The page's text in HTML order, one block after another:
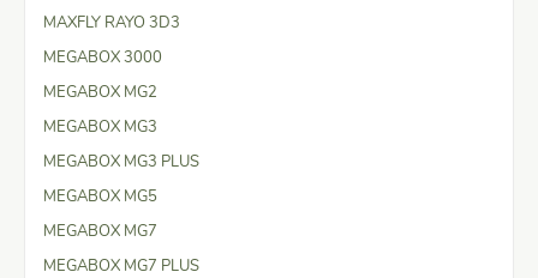
MAXFLY RAYO 3D3
MEGABOX 3000
MEGABOX MG2
MEGABOX MG3
MEGABOX MG3 PLUS
MEGABOX MG5
MEGABOX MG7
MEGABOX MG7 PLUS